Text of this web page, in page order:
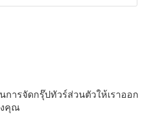
ารจัดกรุ๊ปทัวร์ส่วนตัวให้เราออก
งคุณ